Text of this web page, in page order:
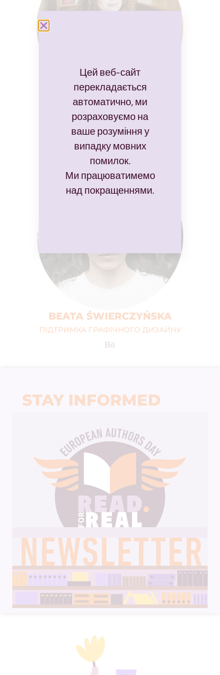
KASIA BRZOZOWSKA
КОНЦЕПЦІЯ ТА ТЕКСТ
BEATA ŚWIERCZYŃSKA
ПІДТРИМКА ГРАФІЧНОГО ДИЗАЙНУ
STAY INFORMED
Цей веб-сайт
перекладається
автоматично, ми
розраховуємо на
ваше розуміння у
випадку мовних
помилок.
Ми працюватимемо
над покращеннями.